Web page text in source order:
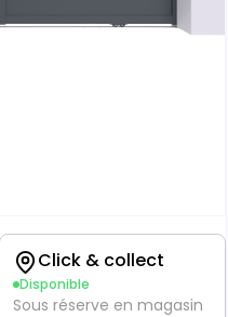
Click & collect
Disponible
Sous réserve en magasin